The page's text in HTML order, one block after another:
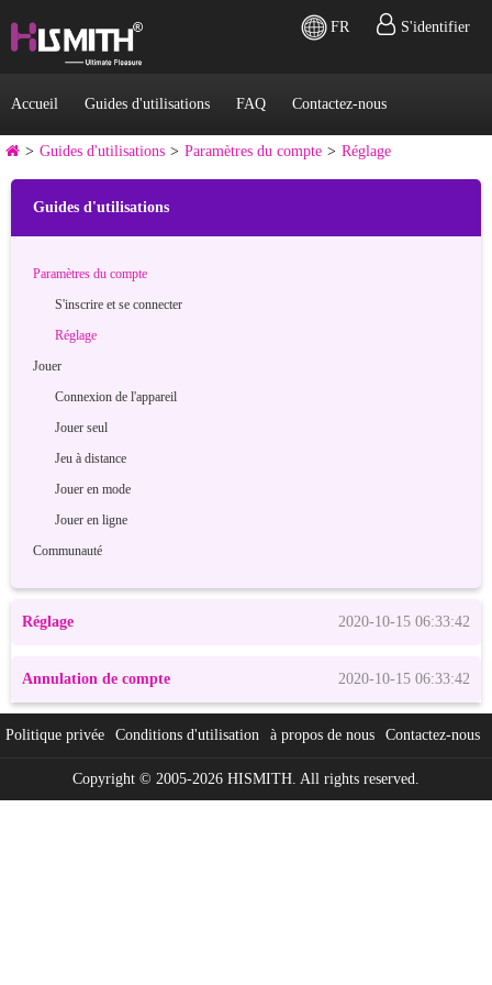
S'identifier
FR
Accueil Guides d'utilisations FAQ Contactez-nous
> Guides d'utilisations > Paramètres du compte > Réglage
Guides d'utilisations
Paramètres du compte
S'inscrire et se connecter
Réglage
Jouer
Connexion de l'appareil
Jouer seul
Jeu à distance
Jouer en mode
Jouer en ligne
Communauté
Réglage 2020-10-15 06:33:42
Annulation de compte 2020-10-15 06:33:42
Politique privée Conditions d'utilisation à propos de nous Contactez-nous
Copyright © 2005-2026 HISMITH. All rights reserved.